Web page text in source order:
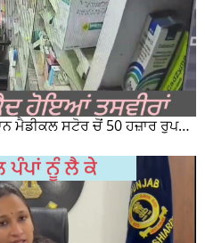
ਗੜ੍ਹਦੀਵਾਲਾ 'ਚ ਦਿਨ ਦਿਹਾੜੇ ਨੌਜਵਾਨ ਮੈਡੀਕਲ ਸਟੋਰ ਚੋਂ 50 ਹਜ਼ਾਰ ਰੁਪਏ ਦੀ ਨਕਦੀ ਚੋਰੀ ਕਰਕੇ ਹੋਇਆ ਰਫੂਚੱਕਰ